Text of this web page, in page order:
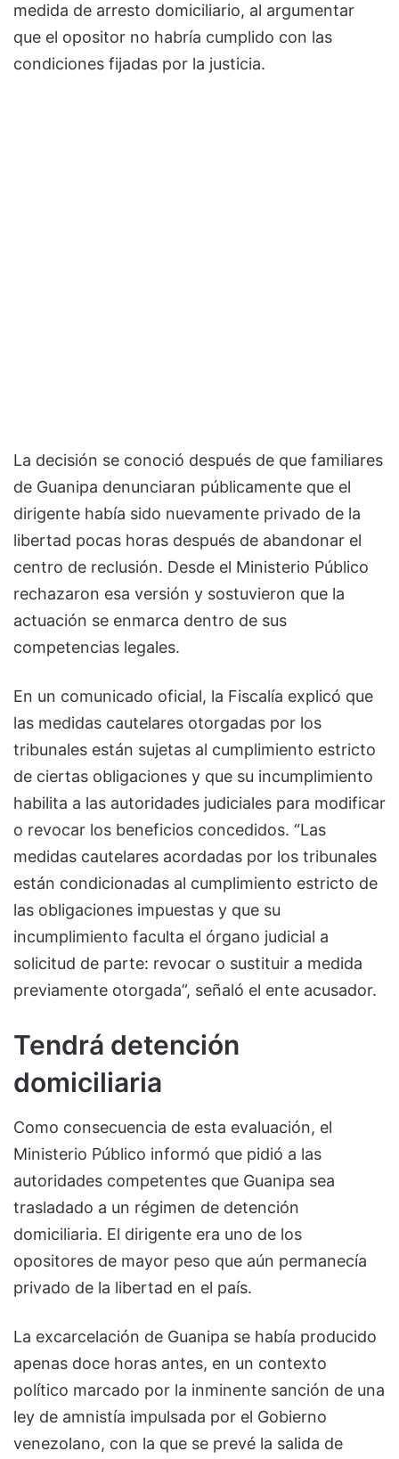
medida de arresto domiciliario, al argumentar
que el opositor no habría cumplido con las
condiciones fijadas por la justicia.
La decisión se conoció después de que familiares
de Guanipa denunciaran públicamente que el
dirigente había sido nuevamente privado de la
libertad pocas horas después de abandonar el
centro de reclusión. Desde el Ministerio Público
rechazaron esa versión y sostuvieron que la
actuación se enmarca dentro de sus
competencias legales.
En un comunicado oficial, la Fiscalía explicó que
las medidas cautelares otorgadas por los
tribunales están sujetas al cumplimiento estricto
de ciertas obligaciones y que su incumplimiento
habilita a las autoridades judiciales para modificar
o revocar los beneficios concedidos. “Las
medidas cautelares acordadas por los tribunales
están condicionadas al cumplimiento estricto de
las obligaciones impuestas y que su
incumplimiento faculta el órgano judicial a
solicitud de parte: revocar o sustituir a medida
previamente otorgada”, señaló el ente acusador.
Tendrá detención
domiciliaria
Como consecuencia de esta evaluación, el
Ministerio Público informó que pidió a las
autoridades competentes que Guanipa sea
trasladado a un régimen de detención
domiciliaria. El dirigente era uno de los
opositores de mayor peso que aún permanecía
privado de la libertad en el país.
La excarcelación de Guanipa se había producido
apenas doce horas antes, en un contexto
político marcado por la inminente sanción de una
ley de amnistía impulsada por el Gobierno
venezolano, con la que se prevé la salida de